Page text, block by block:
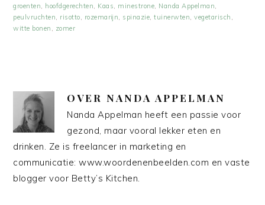
groenten, hoofdgerechten, Kaas, minestrone, Nanda Appelman,
peulvruchten, risotto, rozemarijn, spinazie,tuinerwten,vegetarisch ,
witte bonen , zomer
OVER NANDA APPELMAN
Nanda Appelman heeft een passie voor
gezond, maar vooral lekker eten en
drinken. Ze is freelancer in marketing en
communicatie: www.woordenenbeelden.com en vaste
blogger voor Betty’s Kitchen.